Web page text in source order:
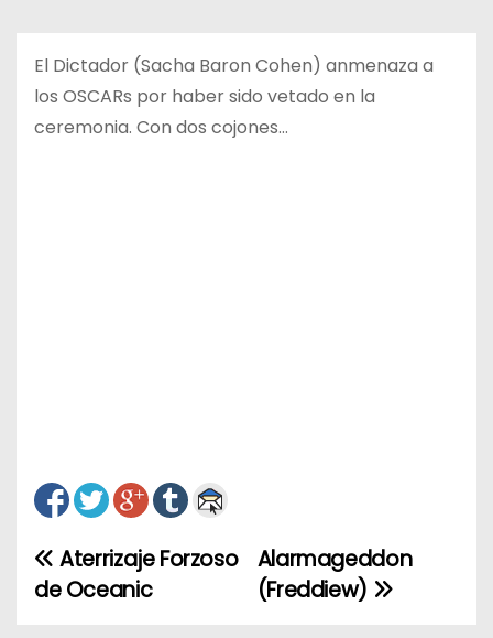
El Dictador (Sacha Baron Cohen) anmenaza a
los OSCARs por haber sido vetado en la
ceremonia. Con dos cojones…
N
Alarmageddon
(Freddiew)
Aterrizaje Forzoso
de Oceanic